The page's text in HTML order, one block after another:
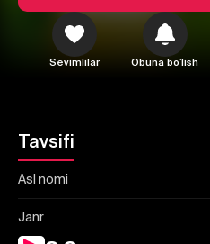
Sevimlilar Obuna boʻlish
Tavsifi
Asl nomi
Janr
Bekor qilish